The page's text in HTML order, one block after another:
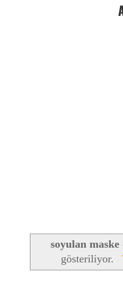
soyulan maske
gösteriliyor.